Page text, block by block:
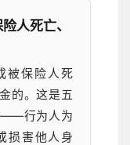
人死亡、
被保险人死
的。这是五
——行为人为
损害他人身